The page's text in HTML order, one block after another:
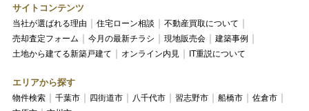
サイトコンテンツ
当社が選ばれる理由 住宅ローン相談
不動産買取について
売却査定フォーム
今月の最新チラシ 現地販売会
建築事例
土地から建てる新築戸建て
オンライン内見 IT重説について
エリアから探す
物件検索 千葉市 四街道市 八千代市 習志野市 船橋市
佐倉市